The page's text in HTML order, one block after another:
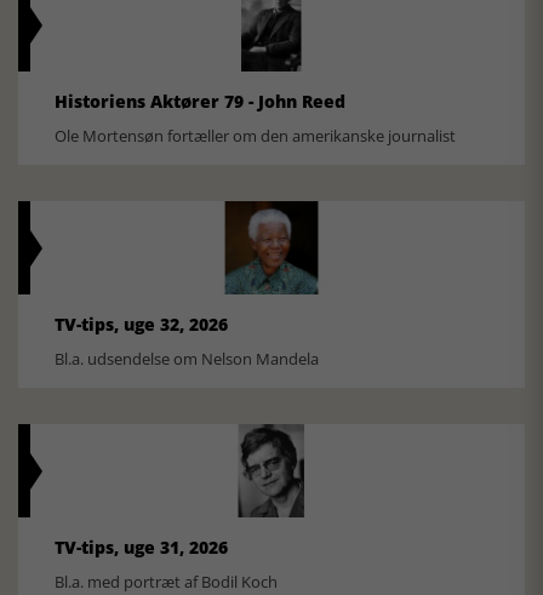
Historiens Aktører 79 - John Reed
Ole Mortensøn fortæller om den amerikanske journalist
TV-tips, uge 32, 2026
Bl.a. udsendelse om Nelson Mandela
TV-tips, uge 31, 2026
Bl.a. med portræt af Bodil Koch